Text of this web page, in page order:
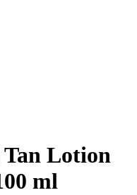
Tan Lotion
ml